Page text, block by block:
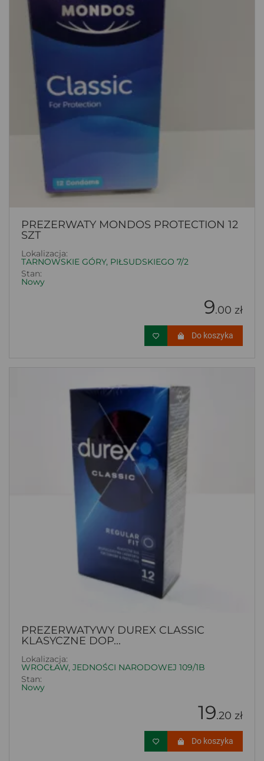
PREZERWATY MONDOS PROTECTION 12
SZT
Lokalizacja:
TARNOWSKIE GÓRY, PIŁSUDSKIEGO 7/2
Stan:
Nowy
9.00 zł
Do koszyka
PREZERWATYWY DUREX CLASSIC
KLASYCZNE DOP...
Lokalizacja:
WROCŁAW, JEDNOŚCI NARODOWEJ 109/1B
Stan:
Nowy
19.20 zł
Do koszyka